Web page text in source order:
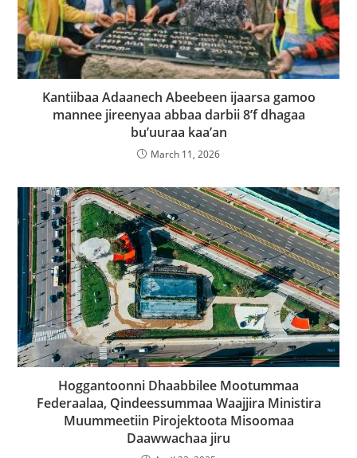
Kantiibaa Adaanech Abeebeen ijaarsa gamoo
mannee jireenyaa abbaa darbii 8’f dhagaa
bu’uuraa kaa’an
March 11, 2026
Hoggantoonni Dhaabbilee Mootummaa
Federaalaa, Qindeessummaa Waajjira Ministira
Muummeetiin Pirojektoota Misoomaa
Daawwachaa jiru